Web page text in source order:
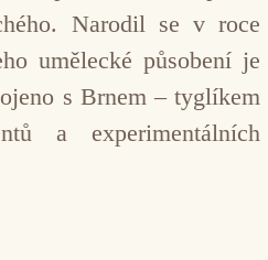
Narodil se v roce
umělecké působení je
s Brnem – tyglíkem
a experimentálních